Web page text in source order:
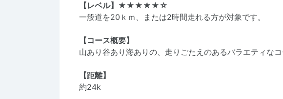
【レベル】★★★★★☆
一般道を20ｋｍ、または2時間走れる方が対象です。
【コース概要】
山あり谷あり海ありの、走りごたえのあるバラエティなコ
【距離】
約24k